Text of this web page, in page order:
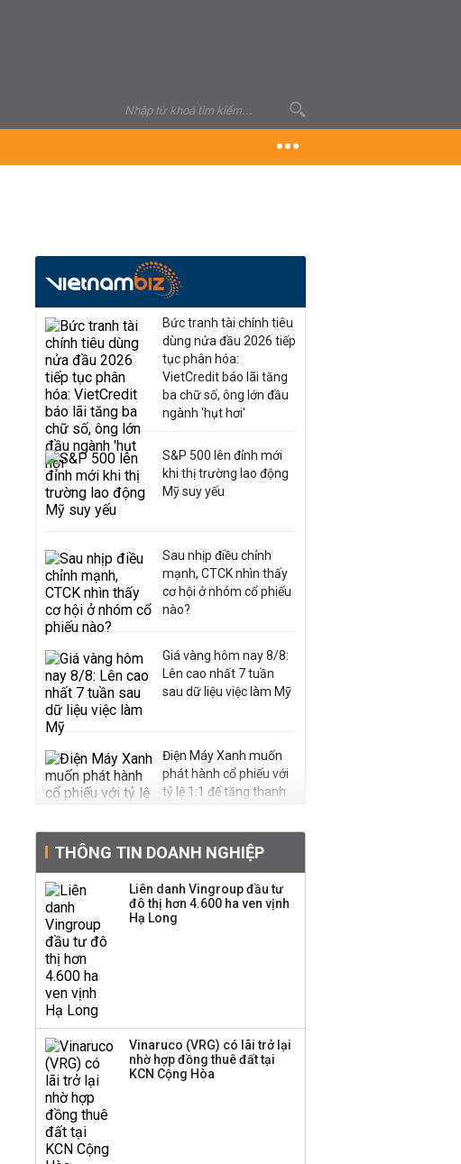
Bức tranh tài chính tiêu
dùng nửa đầu 2026 tiếp
tục phân hóa:
VietCredit báo lãi tăng
ba chữ số, ông lớn đầu
ngành 'hụt hơi'
S&P 500 lên đỉnh mới
khi thị trường lao động
Mỹ suy yếu
Sau nhịp điều chỉnh
mạnh, CTCK nhìn thấy
cơ hội ở nhóm cổ phiếu
nào?
Giá vàng hôm nay 8/8:
Lên cao nhất 7 tuần
sau dữ liệu việc làm Mỹ
Điện Máy Xanh muốn
phát hành cổ phiếu với
tỷ lệ 1:1 để tăng thanh
Quy hoạch 4 khu lấn
biển ở Phú Quốc
hàng
Dự án Sheraton Phú
THÔNG TIN DOANH NGHIỆP
Liên danh Vingroup đầu tư
đô thị hơn 4.600 ha ven vịnh
Hạ Long
Vinaruco (VRG) có lãi trở lại
nhờ hợp đồng thuê đất tại
KCN Cộng Hòa